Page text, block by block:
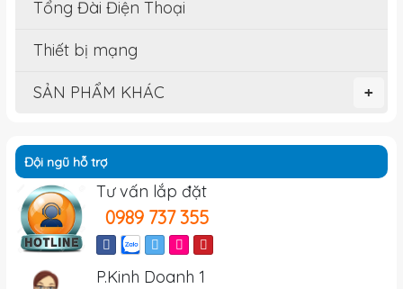
Tổng Đài Điện Thoại
Thiết bị mạng
+
SẢN PHẨM KHÁC
Đội ngũ hỗ trợ
Tư vấn lắp đặt
0989 737 355
P.Kinh Doanh 1